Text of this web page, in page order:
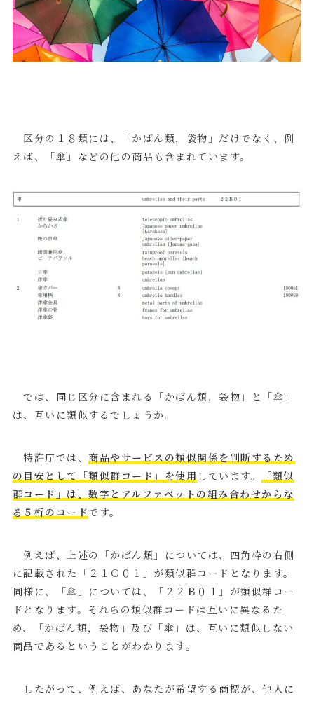
区分の１８類には、「かばん類，袋物」だけでなく、例
えば、「傘」などの他の商品も含まれています。
では、同じ区分に含まれる「かばん類，袋物」と「傘」
は、互いに類似するでしょうか。
特許庁では、 商品やサービスの類似関係を判断するため
の目安として「類似群コード」を使用 しています。
「類似
群コード」は、数字とアルファベットの組み合わせからな
る５桁のコードです。
例えば、上述の「かばん類」については、四角枠の右側
に記載された「２１Ｃ０１」が類似群コードとなります。
同様に、「傘」については、「２２Ｂ０１」が類似群コー
ドとなります。それらの類似群コードは互いに異なるた
め、「かばん類，袋物」及び「傘」は、互いに類似しない
商品であるということがわかります。
したがって、例えば、あなたが希望する商標が、他人に